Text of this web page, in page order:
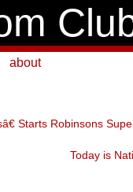
about
Starts Robinsons
Today is